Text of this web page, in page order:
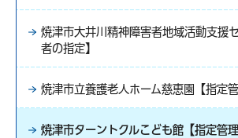
焼津市大井川精神障害者地域活動支援
者の指定】
焼津市立養護老人ホーム慈恵園【指定管
焼津市ターントクルこども館【指定管理